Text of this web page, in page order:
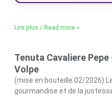
Lire plus / Read more »
Tenuta Cavaliere
Volpe
(mise en bouteille 02/2026)
gourmandise et de la